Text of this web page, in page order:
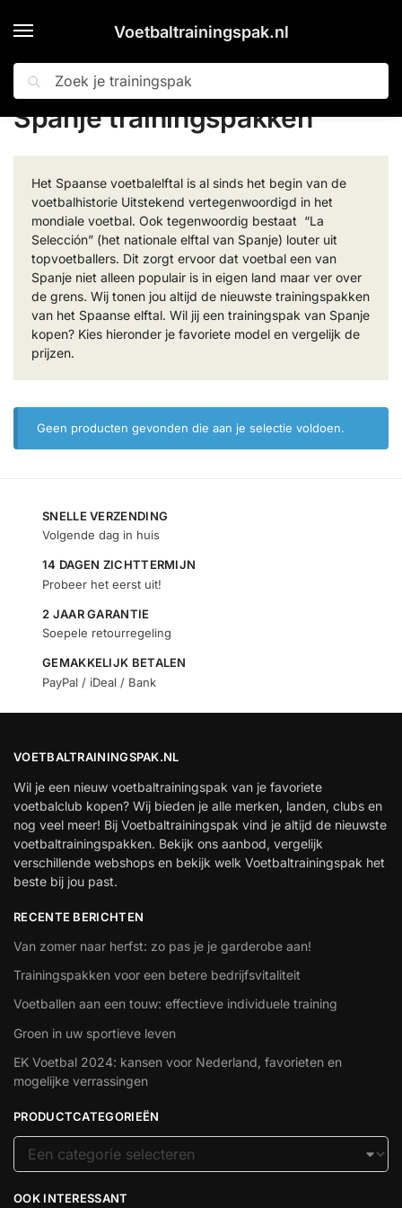
Voetbaltrainingspak.nl
Zoeken
Home » Landen » Spanje trainingspakken
Spanje trainingspakken
Het Spaanse voetbalelftal is al sinds het begin van de
voetbalhistorie Uitstekend vertegenwoordigd in het
mondiale voetbal. Ook tegenwoordig bestaat “La
Selección” (het nationale elftal van Spanje) louter uit
topvoetballers. Dit zorgt ervoor dat voetbal een van
Spanje niet alleen populair is in eigen land maar ver over
de grens. Wij tonen jou altijd de nieuwste trainingspakken
van het Spaanse elftal. Wil jij een trainingspak van Spanje
kopen? Kies hieronder je favoriete model en vergelijk de
prijzen.
Geen producten gevonden die aan je selectie voldoen.
SNELLE VERZENDING
Volgende dag in huis
14 DAGEN ZICHTTERMIJN
Probeer het eerst uit!
2 JAAR GARANTIE
Soepele retourregeling
GEMAKKELIJK BETALEN
PayPal / iDeal / Bank
VOETBALTRAININGSPAK.NL
Wil je een nieuw voetbaltrainingspak van je favoriete
voetbalclub kopen? Wij bieden je alle merken, landen, clubs en
nog veel meer! Bij Voetbaltrainingspak vind je altijd de nieuwste
voetbaltrainingspakken. Bekijk ons aanbod, vergelijk
verschillende webshops en bekijk welk Voetbaltrainingspak het
beste bij jou past.
RECENTE BERICHTEN
Van zomer naar herfst: zo pas je je garderobe aan!
Trainingspakken voor een betere bedrijfsvitaliteit
Voetballen aan een touw: effectieve individuele training
Groen in uw sportieve leven
EK Voetbal 2024: kansen voor Nederland, favorieten en
mogelijke verrassingen
PRODUCTCATEGORIEËN
OOK INTERESSANT